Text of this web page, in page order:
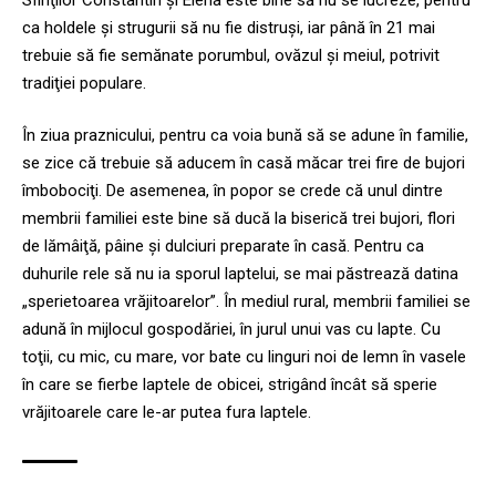
ca holdele şi strugurii să nu fie distruşi, iar până în 21 mai
trebuie să fie semănate porumbul, ovăzul şi meiul, potrivit
tradiţiei populare.
În ziua praznicului, pentru ca voia bună să se adune în familie,
se zice că trebuie să aducem în casă măcar trei fire de bujori
îmbobociţi. De asemenea, în popor se crede că unul dintre
membrii familiei este bine să ducă la biserică trei bujori, flori
de lămâiţă, pâine şi dulciuri preparate în casă. Pentru ca
duhurile rele să nu ia sporul laptelui, se mai păstrează datina
„sperietoarea vrăjitoarelor”. În mediul rural, membrii familiei se
adună în mijlocul gospodăriei, în jurul unui vas cu lapte. Cu
toţii, cu mic, cu mare, vor bate cu linguri noi de lemn în vasele
în care se fierbe laptele de obicei, strigând încât să sperie
vrăjitoarele care le-ar putea fura laptele.